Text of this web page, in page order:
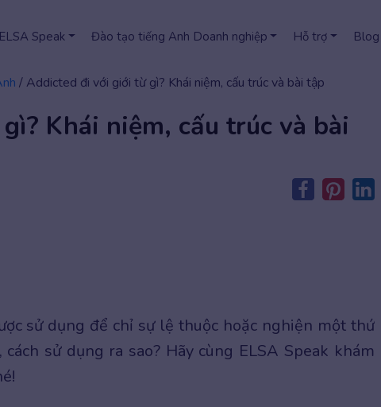
Speak Đào tạo tiếng Anh Doanh nghiệp Hỗ trợ Blog
/ Addicted đi với giới từ gì? Khái niệm, cấu trúc và bài tập
Khái niệm, cấu trúc và bài
sử dụng để chỉ sự lệ thuộc hoặc nghiện một thứ
cách sử dụng ra sao? Hãy cùng ELSA Speak khám